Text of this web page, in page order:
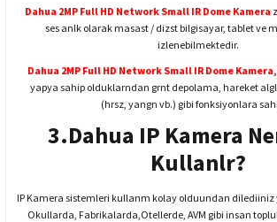
Dahua 2MP Full HD Network Small IR Dome Kamera
ses anlk olarak masast / dizst bilgisayar, tablet ve
izlenebilmektedir.
Dahua 2MP Full HD Network Small IR Dome Kamera,
yapya sahip olduklarndan grnt depolama, hareket
(hrsz, yangn vb.) gibi fonksiyonlara
3.Dahua IP Kamera
Kullanlr?
IP Kamera sistemleri kullanm kolay olduundan
Okullarda, Fabrikalarda,Otellerde, AVM gibi insan